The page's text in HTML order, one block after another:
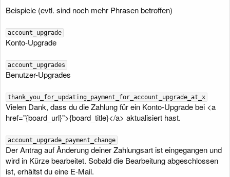
Beispiele (evtl. sind noch mehr Phrasen betroffen)
account_upgrade
Konto-Upgrade
account_upgrades
Benutzer-Upgrades
thank_you_for_updating_payment_for_account_upgrade_at_x
Vielen Dank, dass du die Zahlung für ein Konto-Upgrade bei <a
href="{board_url}">{board_title}</a> aktualisiert hast.
account_upgrade_payment_change
Der Antrag auf Änderung deiner Zahlungsart ist eingegangen und
wird in Kürze bearbeitet. Sobald die Bearbeitung abgeschlossen
ist, erhältst du eine E-Mail.